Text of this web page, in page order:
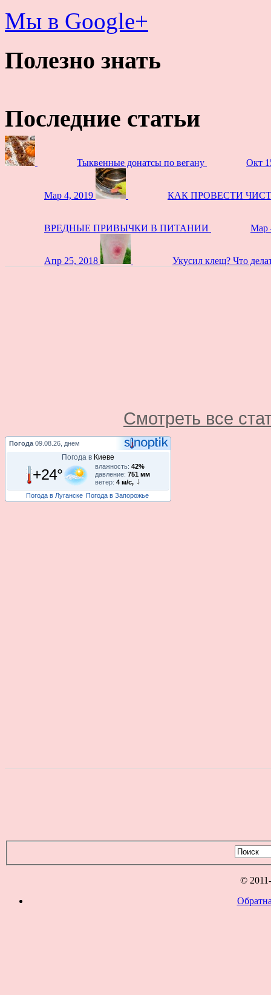
Мы в Google+
Полезно знать
Последние статьи
Тыквенные донатсы по вегану Окт
Мар 4, 2019 КАК ПРОВЕСТИ
ВРЕДНЫЕ ПРИВЫЧКИ В ПИТАНИИ Мар
Апр 25, 2018 Укусил клещ? Что
Смотреть все
Погода 09.08.26, днем
Погода в Киеве
+24° влажность: 42%
давление: 751 мм
ветер: 4 м/с,
Погода в Луганске Погода в Запорожье
©